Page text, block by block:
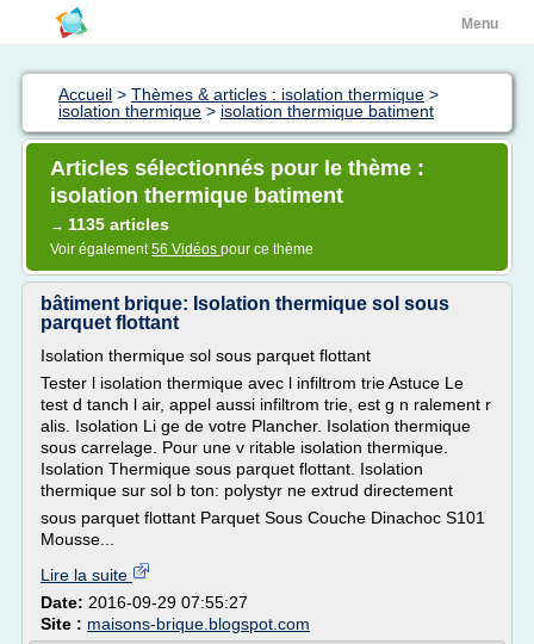
Menu
Accueil > Thèmes & articles : isolation thermique >
isolation thermique > isolation thermique batiment
Articles sélectionnés pour le thème :
isolation thermique batiment
→ 1135 articles
Voir également56 Vidéos pour ce thème
bâtiment brique: Isolation thermique sol sous
parquet flottant
Isolation thermique sol sous parquet flottant
Tester l isolation thermique avec l infiltrom trie Astuce Le
test d tanch l air, appel aussi infiltrom trie, est g n ralement r
alis. Isolation Li ge de votre Plancher. Isolation thermique
sous carrelage. Pour une v ritable isolation thermique.
Isolation Thermique sous parquet flottant. Isolation
thermique sur sol b ton: polystyr ne extrud directement
sous parquet flottant Parquet Sous Couche Dinachoc S101
Mousse...
Lire la suite
Date: 2016-09-29 07:55:27
Site : maisons-brique.blogspot.com